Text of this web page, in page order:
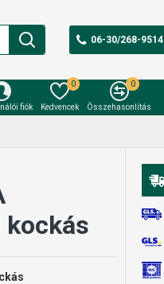
06-30/268-9514
fiók Kedvencek
0
Összehasonlítás
0
kockás